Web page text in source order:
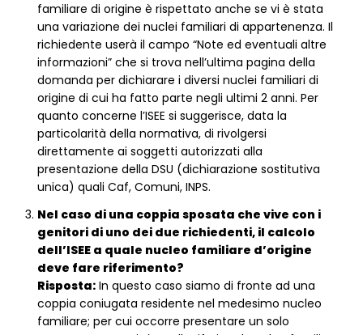
familiare di origine è rispettato anche se vi è stata
una variazione dei nuclei familiari di appartenenza. Il
richiedente userà il campo “Note ed eventuali altre
informazioni” che si trova nell’ultima pagina della
domanda per dichiarare i diversi nuclei familiari di
origine di cui ha fatto parte negli ultimi 2 anni. Per
quanto concerne l’ISEE si suggerisce, data la
particolarità della normativa, di rivolgersi
direttamente ai soggetti autorizzati alla
presentazione della DSU (dichiarazione sostitutiva
unica) quali Caf, Comuni, INPS.
Nel caso di una coppia sposata che vive con i
genitori di uno dei due richiedenti, il calcolo
dell’ISEE a quale nucleo familiare d’origine
deve fare riferimento?
Risposta: In questo caso siamo di fronte ad una
coppia coniugata residente nel medesimo nucleo
familiare; per cui occorre presentare un solo